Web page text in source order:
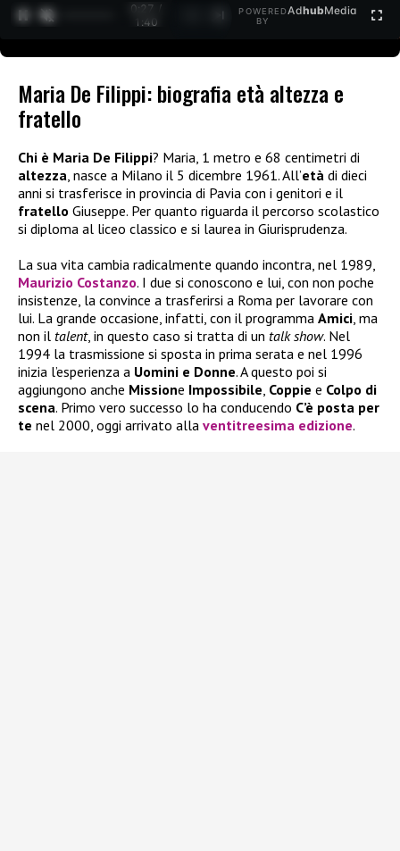
0:27 /
1:40
POWERED
BY
AdhubMedia
Maria De Filippi: biografia età altezza e
fratello
Chi è Maria De Filippi? Maria, 1 metro e 68 centimetri di
altezza, nasce a Milano il 5 dicembre 1961. All’età di dieci
anni si trasferisce in provincia di Pavia con i genitori e il
fratello Giuseppe. Per quanto riguarda il percorso scolastico
si diploma al liceo classico e si laurea in Giurisprudenza.
La sua vita cambia radicalmente quando incontra, nel 1989,
Maurizio Costanzo. I due si conoscono e lui, con non poche
insistenze, la convince a trasferirsi a Roma per lavorare con
lui. La grande occasione, infatti, con il programma Amici, ma
non il talent, in questo caso si tratta di un talk show. Nel
1994 la trasmissione si sposta in prima serata e nel 1996
inizia l’esperienza a Uomini e Donne. A questo poi si
aggiungono anche Missione Impossibile, Coppie e Colpo di
scena. Primo vero successo lo ha conducendo C’è posta per
te nel 2000, oggi arrivato alla ventitreesima edizione.